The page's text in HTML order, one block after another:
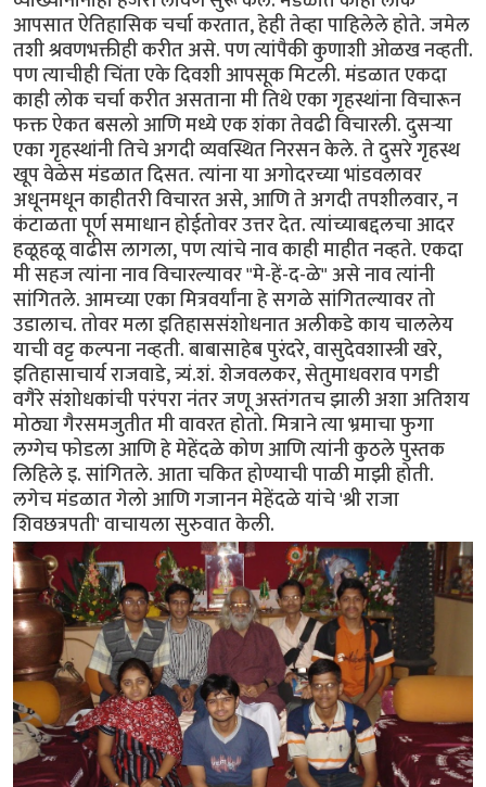
आपसात ऐतिहासिक चर्चा करतात, हेही तेव्हा पाहिलेले होते. जमेल
तशी श्रवणभक्तीही करीत असे. पण त्यांपैकी कुणाशी ओळख नव्हती.
पण त्याचीही चिंता एके दिवशी आपसूक मिटली. मंडळात एकदा
काही लोक चर्चा करीत असताना मी तिथे एका गृहस्थांना विचारून
फक्त ऐकत बसलो आणि मध्ये एक शंका तेवढी विचारली. दुसर्‍या
एका गृहस्थांनी तिचे अगदी व्यवस्थित निरसन केले. ते दुसरे गृहस्थ
खूप वेळेस मंडळात दिसत. त्यांना या अगोदरच्या भांडवलावर
अधूनमधून काहीतरी विचारत असे, आणि ते अगदी तपशीलवार, न
कंटाळता पूर्ण समाधान होईतोवर उत्तर देत. त्यांच्याबद्दलचा आदर
हळूहळू वाढीस लागला, पण त्यांचे नाव काही माहीत नव्हते. एकदा
मी सहज त्यांना नाव विचारल्यावर "मे-हें-द-ळे" असे नाव त्यांनी
सांगितले. आमच्या एका मित्रवर्यांना हे सगळे सांगितल्यावर तो
उडालाच. तोवर मला इतिहाससंशोधनात अलीकडे काय चाललेय
याची वट्ट कल्पना नव्हती. बाबासाहेब पुरंदरे, वासुदेवशास्त्री खरे,
इतिहासाचार्य राजवाडे, त्र्यं.शं. शेजवलकर, सेतुमाधवराव पगडी
वगैरे संशोधकांची परंपरा नंतर जणू अस्तंगतच झाली अशा अतिशय
मोठ्या गैरसमजुतीत मी वावरत होतो. मित्राने त्या भ्रमाचा फुगा
लग्गेच फोडला आणि हे मेहेंदळे कोण आणि त्यांनी कुठले पुस्तक
लिहिले इ. सांगितले. आता चकित होण्याची पाळी माझी होती.
लगेच मंडळात गेलो आणि गजानन मेहेंदळे यांचे 'श्री राजा
शिवछत्रपती' वाचायला सुरुवात केली.